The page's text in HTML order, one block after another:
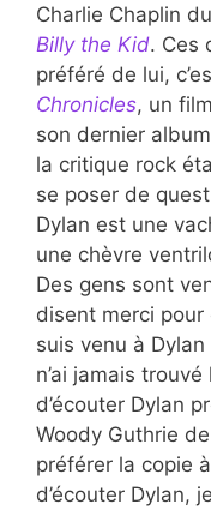
Charlie Chaplin
Billy the Kid. Ces
préféré de lui,
Chronicles, un
son dernier
la critique rock
se poser de
Dylan est une
une chèvre
Des gens sont
disent merci pour
suis venu à
n’ai jamais
d’écouter Dylan
Woody Guthrie
préférer la copie à
d’écouter Dylan,